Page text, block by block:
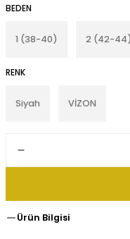
BEDEN
1 (38-40) 2 (42-44)
RENK
Siyah VİZON
Ürün Bilgisi